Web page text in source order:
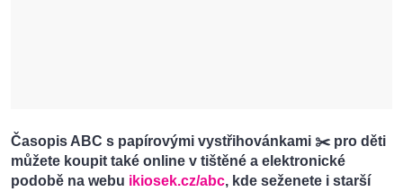
Časopis ABC s papírovými vystřihovánkami ✂️ pro děti
můžete koupit také online v tištěné a elektronické
podobě na webu ikiosek.cz/abc, kde seženete i starší